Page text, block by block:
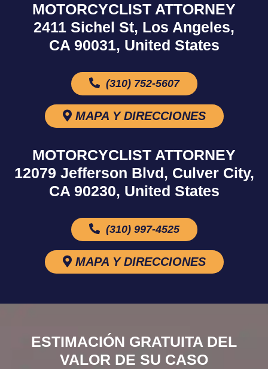
MOTORCYCLIST ATTORNEY
2411 Sichel St, Los Angeles,
CA 90031, United States
(310) 752-5607
MAPA Y DIRECCIONES
MOTORCYCLIST ATTORNEY
12079 Jefferson Blvd, Culver City,
CA 90230, United States
(310) 997-4525
MAPA Y DIRECCIONES
ESTIMACIÓN GRATUITA DEL
VALOR DE SU CASO